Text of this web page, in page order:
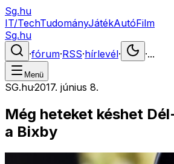
Sg.hu
IT/TechTudományJátékAutóFilm
Sg.hu
·fórum·RSS·hírlevél· ·...
Menü
SG.hu·2017. június 8.
Még heteket késhet
a Bixby